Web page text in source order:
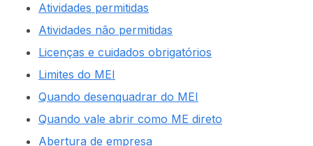
Atividades permitidas
Atividades não permitidas
Licenças e cuidados obrigatórios
Limites do MEI
Quando desenquadrar do MEI
Quando vale abrir como ME direto
Abertura de empresa